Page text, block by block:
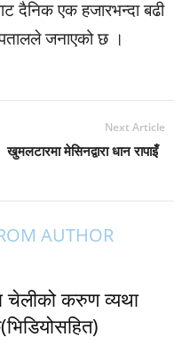
दैनिक एक हजारभन्दा बढी
जनाएको छ ।
Next Article
खुमलटारमा मेसिनद्वारा धान रापाइँ
AUTHOR
चेलीको करुण व्यथा